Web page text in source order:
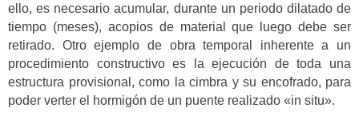
ello, es necesario acumular, durante un periodo dilatado de
tiempo (meses), acopios de material que luego debe ser
retirado. Otro ejemplo de obra temporal inherente a un
procedimiento constructivo es la ejecución de toda una
estructura provisional, como la cimbra y su encofrado, para
poder verter el hormigón de un puente realizado «in situ».